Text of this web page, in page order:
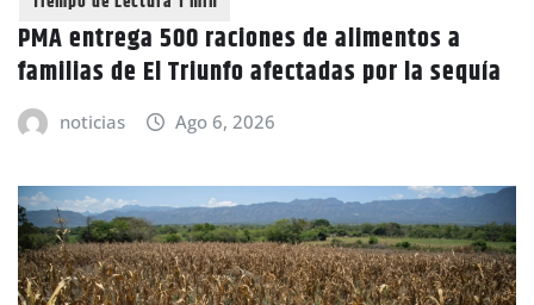
PMA entrega 500 raciones de alimentos a
familias de El Triunfo afectadas por la sequía
noticias Ago 6, 2026